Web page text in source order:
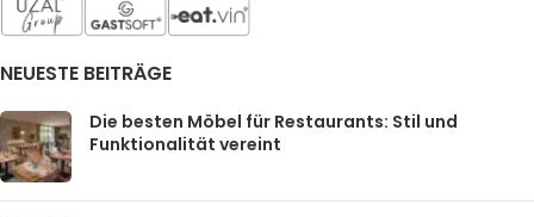
NEUESTE BEITRÄGE
Die besten Möbel für Restaurants: Stil und
Funktionalität vereint